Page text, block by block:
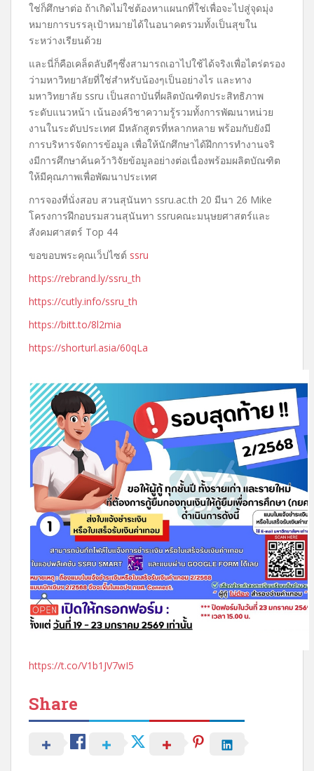
ใช่ก็ศึกษาต่อ ถ้าเกิดไม่ใช่ต้องหาแผนกที่ใช่เพื่อจะไปสู่จุดมุ่ง
หมายการบรรลุเป้าหมายได้ในอนาคตรวมทั้งเป็นสุขใน
ระหว่างเรียนด้วย
และนี่ก็คือเคล็ดลับดีๆซึ่งสามารถเอาไปใช้ได้จริงเพื่อไตร่ตรอง
ว่ามหาวิทยาลัยที่ใช่สำหรับน้องๆเป็นอย่างไร และทาง
มหาวิทยาลัย ssru เป็นสถาบันที่ผลิตบัณฑิตประสิทธิภาพ
ระดับแนวหน้า เน้นองค์วิชาความรู้รวมทั้งการพัฒนาหน่วย
งานในระดับประเทศ มีหลักสูตรที่หลากหลาย พร้อมกับยังมี
การบริหารจัดการข้อมูล เพื่อให้นักศึกษาได้ฝึกการทำงานจริ
งมีการศึกษาค้นคว้าวิจัยข้อมูลอย่างต่อเนื่องพร้อมผลิตบัณฑิต
ให้มีคุณภาพเพื่อพัฒนาประเทศ
การจองที่นั่งสอบ สวนสุนันทา ssru.ac.th 20 มีนา 26 Mike
โครงการฝึกอบรมสวนสุนันทา ssruคณะมนุษยศาสตร์และ
สังคมศาสตร์ Top 44
ขอขอบพระคุณเว็ปไซต์ ssru
https://rebrand.ly/ssru_th
https://cutly.info/ssru_th
https://bitt.to/8l2mia
https://shorturl.asia/60qLa
https://t.co/V1b1JV7wI5
Share